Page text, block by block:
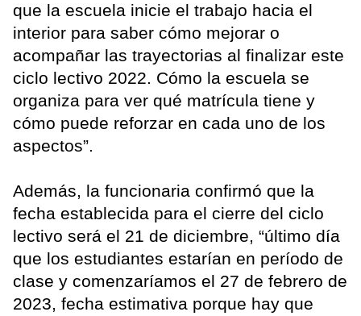
que la escuela inicie el trabajo hacia el
interior para saber cómo mejorar o
acompañar las trayectorias al finalizar este
ciclo lectivo 2022. Cómo la escuela se
organiza para ver qué matrícula tiene y
cómo puede reforzar en cada uno de los
aspectos”.
Además, la funcionaria confirmó que la
fecha establecida para el cierre del ciclo
lectivo será el 21 de diciembre, “último día
que los estudiantes estarían en período de
clase y comenzaríamos el 27 de febrero de
2023, fecha estimativa porque hay que